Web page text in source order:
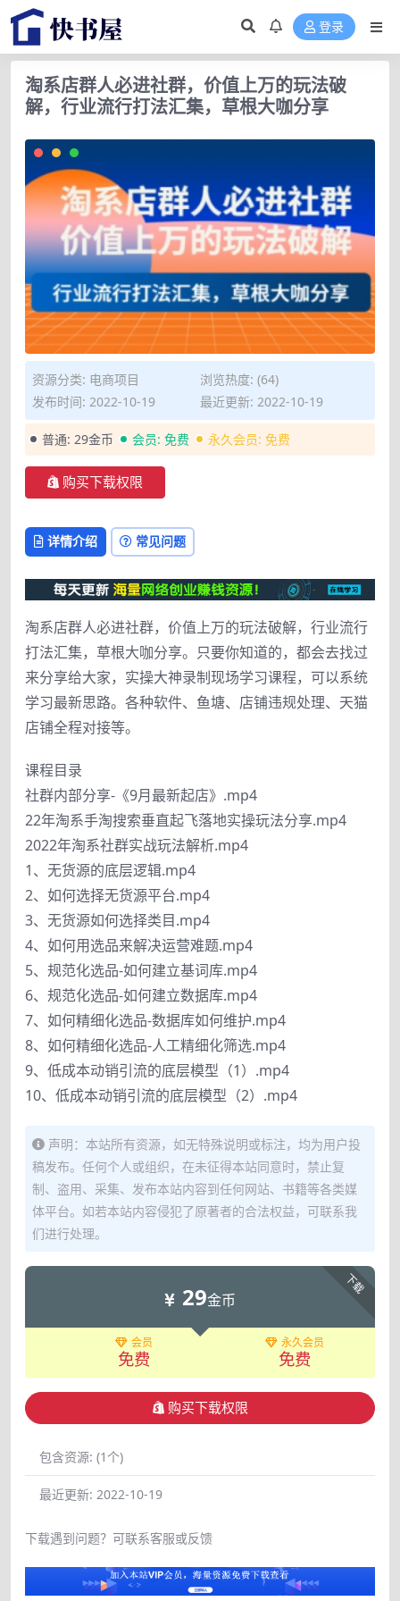
登录
淘系店群人必进社群，价值上万的玩法破
解，行业流行打法汇集，草根大咖分享
资源分类: 电商项目
浏览热度: (64)
发布时间: 2022-10-19
最近更新: 2022-10-19
普通: 29金币 会员: 免费 永久会员: 免费
购买下载权限
详情介绍 常见问题
淘系店群人必进社群，价值上万的玩法破解，行业流行
打法汇集，草根大咖分享。只要你知道的，都会去找过
来分享给大家，实操大神录制现场学习课程，可以系统
学习最新思路。各种软件、鱼塘、店铺违规处理、天猫
店铺全程对接等。
课程目录
社群内部分享-《9月最新起店》.mp4
22年淘系手淘搜索垂直起飞落地实操玩法分享.mp4
2022年淘系社群实战玩法解析.mp4
1、无货源的底层逻辑.mp4
2、如何选择无货源平台.mp4
3、无货源如何选择类目.mp4
4、如何用选品来解决运营难题.mp4
5、规范化选品-如何建立基词库.mp4
6、规范化选品-如何建立数据库.mp4
7、如何精细化选品-数据库如何维护.mp4
8、如何精细化选品-人工精细化筛选.mp4
9、低成本动销引流的底层模型（1）.mp4
10、低成本动销引流的底层模型（2）.mp4
声明：本站所有资源，如无特殊说明或标注，均为用户投
稿发布。任何个人或组织，在未征得本站同意时，禁止复
制、盗用、采集、发布本站内容到任何网站、书籍等各类媒
体平台。如若本站内容侵犯了原著者的合法权益，可联系我
们进行处理。
下载
29金币
会员
免费
永久会员
免费
购买下载权限
包含资源: (1个)
最近更新: 2022-10-19
下载遇到问题？可联系客服或反馈